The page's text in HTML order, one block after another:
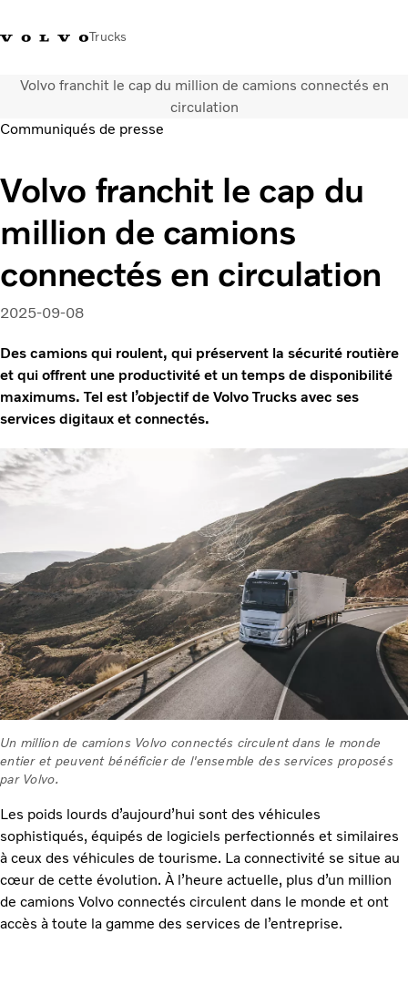
Trucks
+41 21 867 00 11Volvo Merchandise ShopLog in SuisseGerman
Electrique
Configurateur
Services
Carrières
Localisation du réseau
News
Notre société
Volvo franchit le cap du million de camions connectés en
circulation
Communiqués de presse
Volvo franchit le cap du
million de camions
connectés en circulation
2025-09-08
Des camions qui roulent, qui préservent la sécurité routière
et qui offrent une productivité et un temps de disponibilité
maximums. Tel est l’objectif de Volvo Trucks avec ses
services digitaux et connectés.
Un million de camions Volvo connectés circulent dans le monde
entier et peuvent bénéficier de l'ensemble des services proposés
par Volvo.
Les poids lourds d’aujourd’hui sont des véhicules
sophistiqués, équipés de logiciels perfectionnés et similaires
à ceux des véhicules de tourisme. La connectivité se situe au
cœur de cette évolution. À l’heure actuelle, plus d’un million
de camions Volvo connectés circulent dans le monde et ont
accès à toute la gamme des services de l’entreprise.